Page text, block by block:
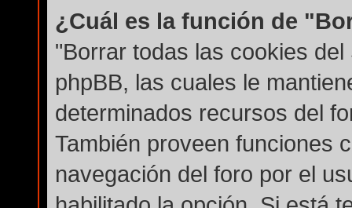
¿Cuál es la función de
"Borrar todas las cookies
phpBB, las cuales le
determinados recursos del
También proveen funciones
navegación del foro por el